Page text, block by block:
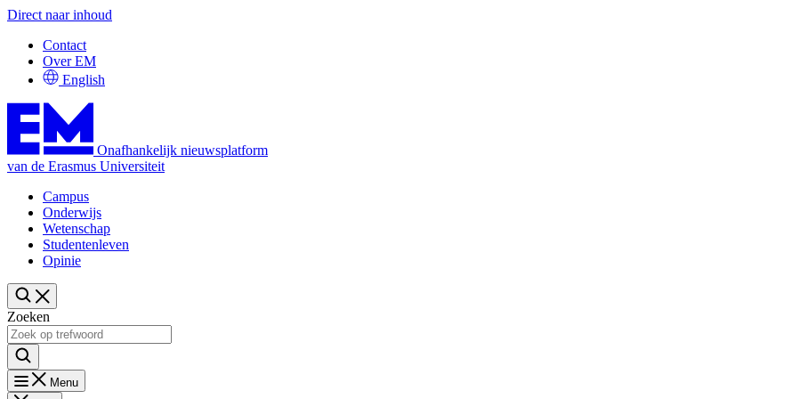
Direct naar inhoud
Contact
Over EM
English
Onafhankelijk nieuwsplatform
van de Erasmus Universiteit
Campus
Onderwijs
Wetenschap
Studentenleven
Opinie
Zoeken
Menu